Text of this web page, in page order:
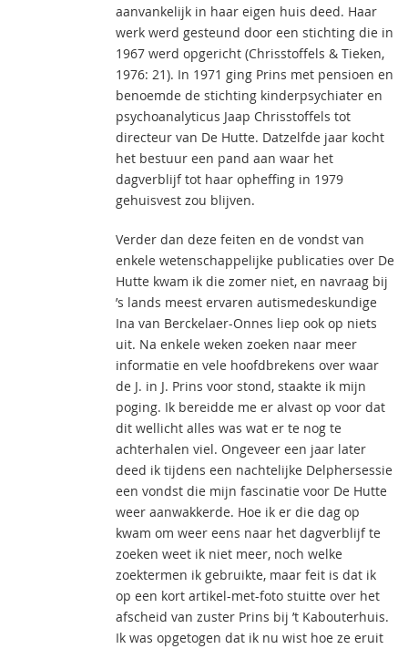
aanvankelijk in haar eigen huis deed. Haar
werk werd gesteund door een stichting die in
1967 werd opgericht (Chrisstoffels & Tieken,
1976: 21). In 1971 ging Prins met pensioen en
benoemde de stichting kinderpsychiater en
psychoanalyticus Jaap Chrisstoffels tot
directeur van De Hutte. Datzelfde jaar kocht
het bestuur een pand aan waar het
dagverblijf tot haar opheffing in 1979
gehuisvest zou blijven.
Verder dan deze feiten en de vondst van
enkele wetenschappelijke publicaties over De
Hutte kwam ik die zomer niet, en navraag bij
’s lands meest ervaren autismedeskundige
Ina van Berckelaer-Onnes liep ook op niets
uit. Na enkele weken zoeken naar meer
informatie en vele hoofdbrekens over waar
de J. in J. Prins voor stond, staakte ik mijn
poging. Ik bereidde me er alvast op voor dat
dit wellicht alles was wat er te nog te
achterhalen viel. Ongeveer een jaar later
deed ik tijdens een nachtelijke Delphersessie
een vondst die mijn fascinatie voor De Hutte
weer aanwakkerde. Hoe ik er die dag op
kwam om weer eens naar het dagverblijf te
zoeken weet ik niet meer, noch welke
zoektermen ik gebruikte, maar feit is dat ik
op een kort artikel-met-foto stuitte over het
afscheid van zuster Prins bij ’t Kabouterhuis.
Ik was opgetogen dat ik nu wist hoe ze eruit